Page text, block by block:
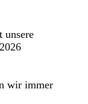
unsere
wir immer